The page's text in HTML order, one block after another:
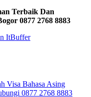
Terbaik Dan
0877 2768 8883
ItBuffer